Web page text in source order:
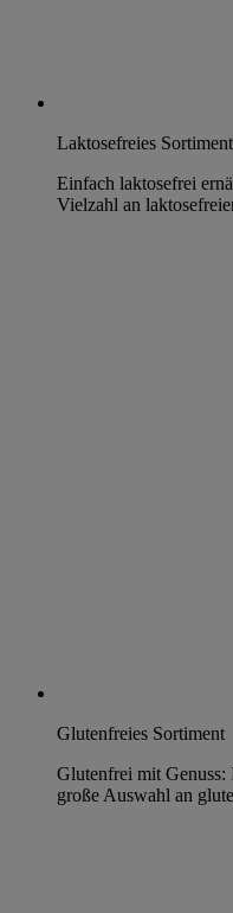
Laktosefreies Sortiment
Einfach laktosefrei
Vielzahl an
Glutenfreies Sortiment
Glutenfrei mit Genuss:
große Auswahl an